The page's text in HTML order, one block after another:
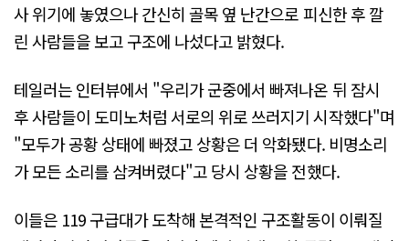
사 위기에 놓였으나 간신히 골목 옆 난간으로 피신한 후 깔
린 사람들을 보고 구조에 나섰다고 밝혔다.
테일러는 인터뷰에서 "우리가 군중에서 빠져나온 뒤 잠시
후 사람들이 도미노처럼 서로의 위로 쓰러지기 시작했다"며
"모두가 공황 상태에 빠졌고 상황은 더 악화됐다. 비명소리
가 모든 소리를 삼켜버렸다"고 당시 상황을 전했다.
이들은 119 구급대가 도착해 본격적인 구조활동이 이뤄질